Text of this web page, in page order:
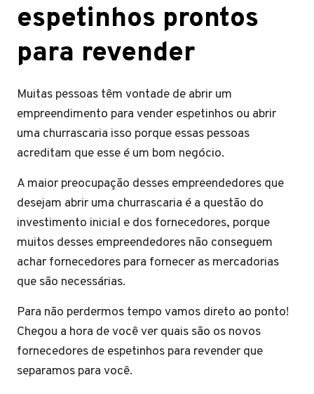
espetinhos prontos
para revender
Muitas pessoas têm vontade de abrir um
empreendimento para vender espetinhos ou abrir
uma churrascaria isso porque essas pessoas
acreditam que esse é um bom negócio.
A maior preocupação desses empreendedores que
desejam abrir uma churrascaria é a questão do
investimento inicial e dos fornecedores, porque
muitos desses empreendedores não conseguem
achar fornecedores para fornecer as mercadorias
que são necessárias.
Para não perdermos tempo vamos direto ao ponto!
Chegou a hora de você ver quais são os novos
fornecedores de espetinhos para revender que
separamos para você.